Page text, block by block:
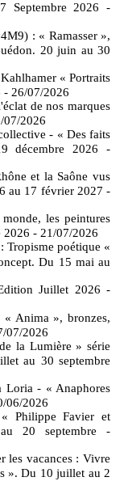
2026
-
: « Ramasser »,
20 juin au 30
« Portraits
- 26/07/2026
de nos marques
07/2026
- « Des faits
décembre 2026
-
et la Saône vus
au 17 février 2027 -
les peintures
2026 - 21/07/2026
Tropisme poétique «
Du 15 mai au
Juillet 2026 -
Anima », bronzes,
07/2026
la Lumière » série
au 30 septembre
Loria - « Anaphores
06/2026
Philippe Favier et
20 septembre
-
les vacances : Vivre
». Du 10 juillet au 2